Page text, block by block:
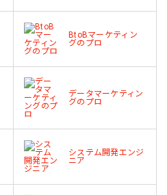
BtoBマーケティン
グのプロ
データマーケティン
グのプロ
システム開発エンジ
ニア